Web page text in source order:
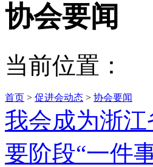
协会要闻
当前位置：
首页 > 促进会动态 > 协会要闻
我会成为浙
要阶段“一件